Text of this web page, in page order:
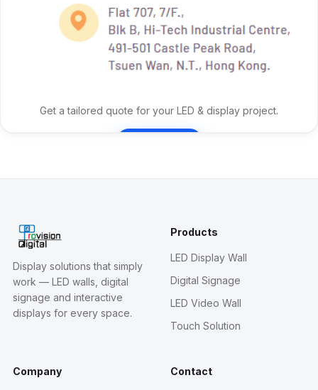
Get a tailored quote for your LED & display project.
Display solutions that simply
work — LED walls, digital
signage and interactive
displays for every space.
Products
LED Display Wall
Digital Signage
LED Video Wall
Touch Solution
Company Contact